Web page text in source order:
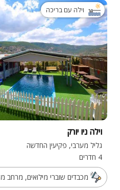
וילה עם בריכה
וילה ניו יורק
גליל מערבי, פקיעין החדשה
4 חדרים
מכבדים שוברי מילואים, מרחב